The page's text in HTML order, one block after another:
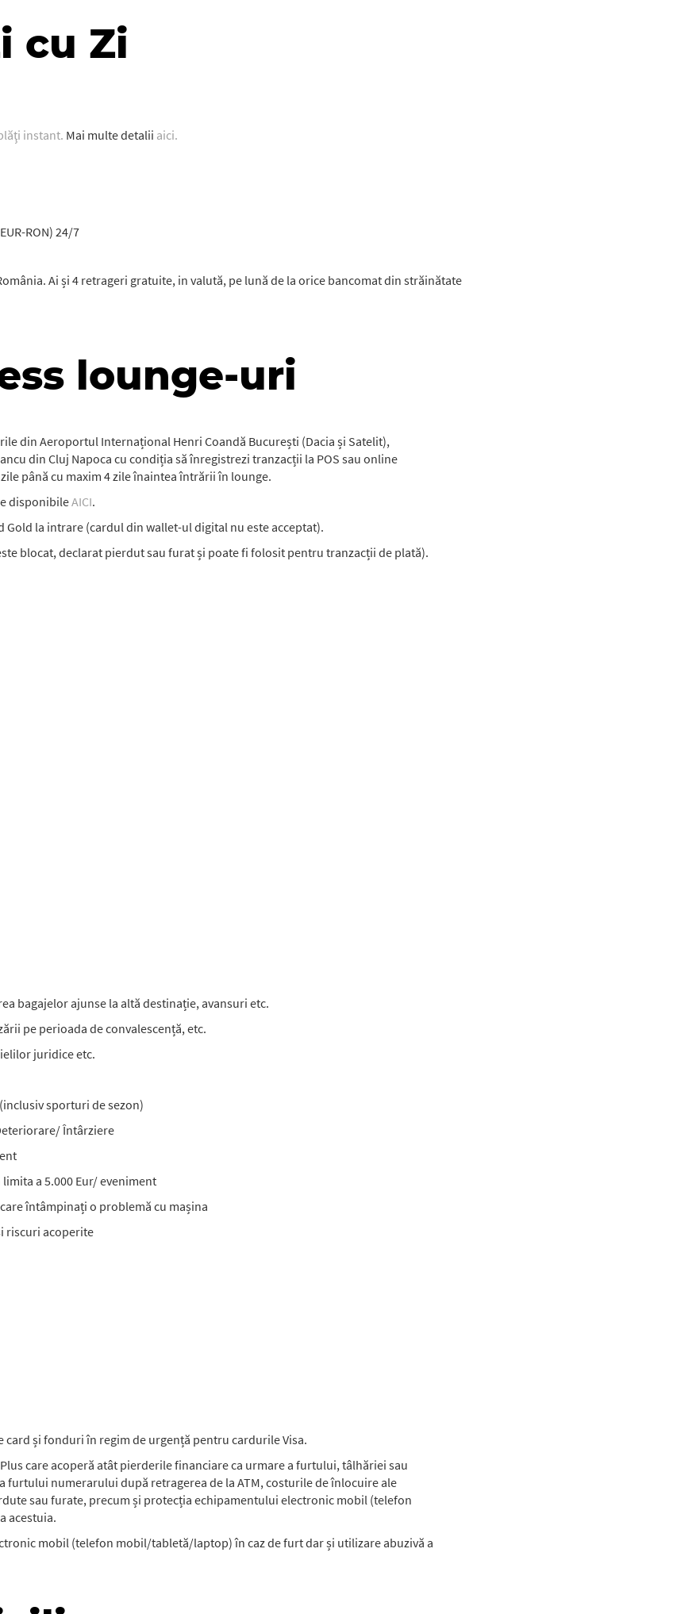
cu Zi
instant. Mai multe detalii aici.
RON) 24/7
Ai și 4 retrageri gratuite, in valută, pe lună de la orice bancomat din străinătate
lounge-uri
din Aeroportul Internațional Henri Coandă București (Dacia și Satelit),
din Cluj Napoca cu condiția să înregistrezi tranzacții la POS sau online
până cu maxim 4 zile înaintea întrării în lounge.
disponibileAICI.
Gold la intrare (cardul din wallet-ul digital nu este acceptat).
blocat, declarat pierdut sau furat și poate fi folosit pentru tranzacții de plată).
bagajelor ajunse la altă destinație, avansuri etc.
pe perioada de convalescență, etc.
juridice etc.
sporturi de sezon)
Întârziere
a 5.000 Eur/ eveniment
întâmpinați o problemă cu mașina
riscuri acoperite
și fonduri în regim de urgență pentru cardurile Visa.
care acoperă atât pierderile financiare ca urmare a furtului, tâlhăriei sau
numerarului după retragerea de la ATM, costurile de înlocuire ale
sau furate, precum și protecția echipamentului electronic mobil (telefon
acestuia.
mobil (telefon mobil/tabletă/laptop) în caz de furt dar și utilizare abuzivă a